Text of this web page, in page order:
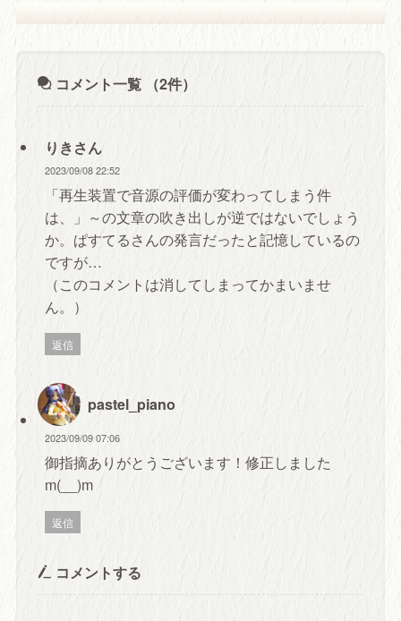
コメント一覧 （2件）
りきさん
2023/09/08 22:52
「再生装置で音源の評価が変わってしまう件
は、」～の文章の吹き出しが逆ではないでしょう
か。ぱすてるさんの発言だったと記憶しているの
ですが…
（このコメントは消してしまってかまいませ
ん。）
返信
pastel_piano
2023/09/09 07:06
御指摘ありがとうございます！修正しました
m(__)m
返信
コメントする